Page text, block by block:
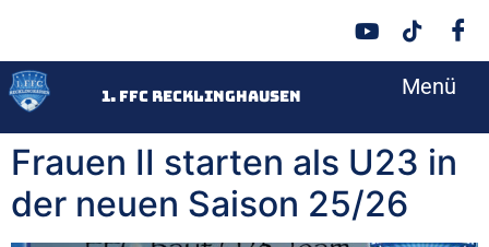
1. FFC Recklinghausen Menü
<
Frauen II starten als U23 in
der neuen Saison 25/26